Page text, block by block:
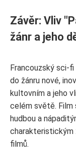
Závěr: Vliv
žánr a jeho
Francouzský sci-
do žánru nové,
kultovním a jeho
celém světě. Film
hudbou a
charakteristickým
filmů.